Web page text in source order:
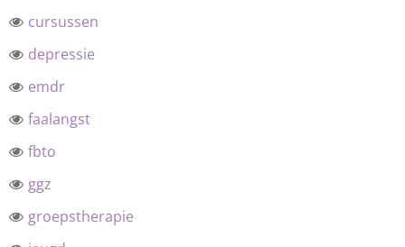
cursussen
depressie
emdr
faalangst
fbto
ggz
groepstherapie